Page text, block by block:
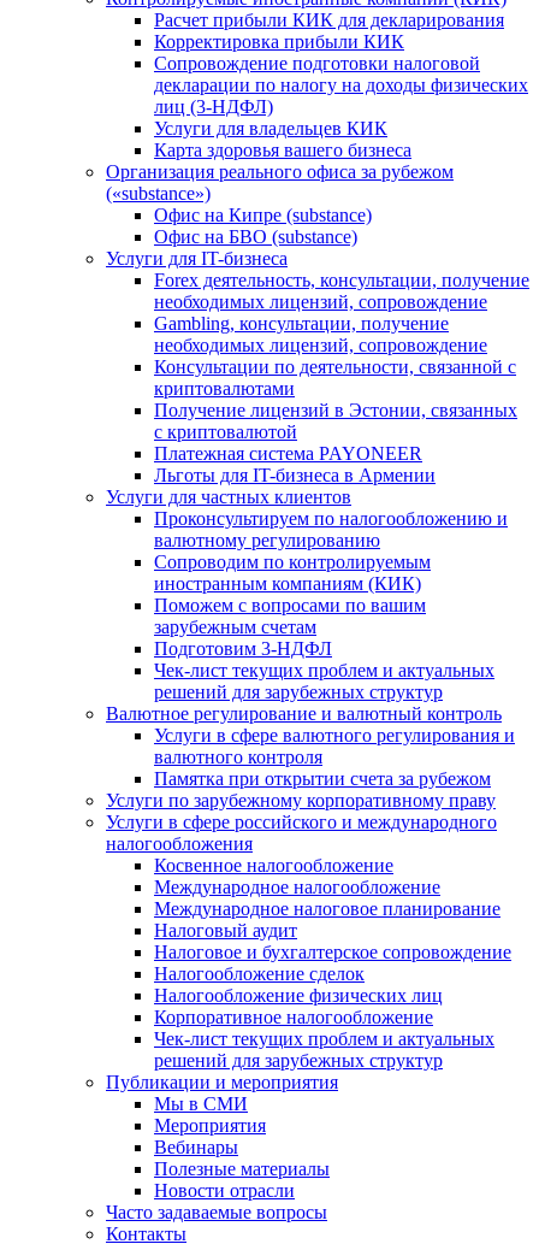
Расчет прибыли КИК для декларирования
Корректировка прибыли КИК
Сопровождение подготовки налоговой
декларации по налогу на доходы физических
лиц (3-НДФЛ)
Услуги для владельцев КИК
Карта здоровья вашего бизнеса
Организация реального офиса за рубежом
(«substance»)
Офис на Кипре (substance)
Офис на БВО (substance)
Услуги для IT-бизнеса
Forex деятельность, консультации, получение
необходимых лицензий, сопровождение
Gambling, консультации, получение
необходимых лицензий, сопровождение
Консультации по деятельности, связанной с
криптовалютами
Получение лицензий в Эстонии, связанных
с криптовалютой
Платежная система PAYONEER
Льготы для IT-бизнеса в Армении
Услуги для частных клиентов
Проконсультируем по налогообложению и
валютному регулированию
Сопроводим по контролируемым
иностранным компаниям (КИК)
Поможем с вопросами по вашим
зарубежным счетам
Подготовим 3-НДФЛ
Чек-лист текущих проблем и актуальных
решений для зарубежных структур
Валютное регулирование и валютный контроль
Услуги в сфере валютного регулирования и
валютного контроля
Памятка при открытии счета за рубежом
Услуги по зарубежному корпоративному праву
Услуги в сфере российского и международного
налогообложения
Косвенное налогообложение
Международное налогообложение
Международное налоговое планирование
Налоговый аудит
Налоговое и бухгалтерское сопровождение
Налогообложение сделок
Налогообложение физических лиц
Корпоративное налогообложение
Чек-лист текущих проблем и актуальных
решений для зарубежных структур
Публикации и мероприятия
Мы в СМИ
Мероприятия
Вебинары
Полезные материалы
Новости отрасли
Часто задаваемые вопросы
Контакты